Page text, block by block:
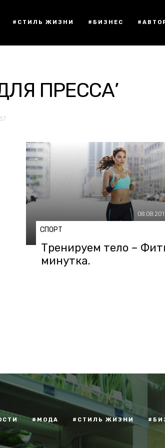
#СТИЛЬ ЖИЗНИ #БИЗНЕС
ПРЕССА’
СПОРТ
Тренируем тело –
минутка.
#МОДА #СТИЛЬ ЖИЗНИ